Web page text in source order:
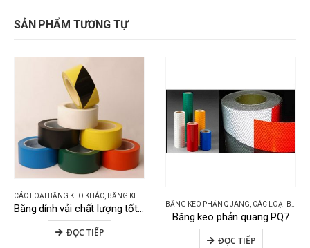
SẢN PHẨM TƯƠNG TỰ
CÁC LOẠI BĂNG KEO KHÁC BĂNG KEO VẢI BẠT
Băng dính vải chất lượng tốt V4
ĐỌC TIẾP
BĂNG KEO PHẢN QUANG, CÁC LOẠI BĂNG KEO KHÁC
Băng keo phản quang PQ7
ĐỌC TIẾP